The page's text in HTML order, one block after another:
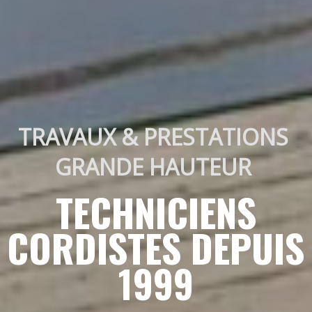
TRAVAUX & PRESTATIONS
GRANDE HAUTEUR
TECHNICIENS
CORDISTES DEPUIS
1999